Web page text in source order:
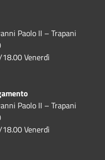
Paolo II – Trapani
Venerdì
Paolo II – Trapani
Venerdì